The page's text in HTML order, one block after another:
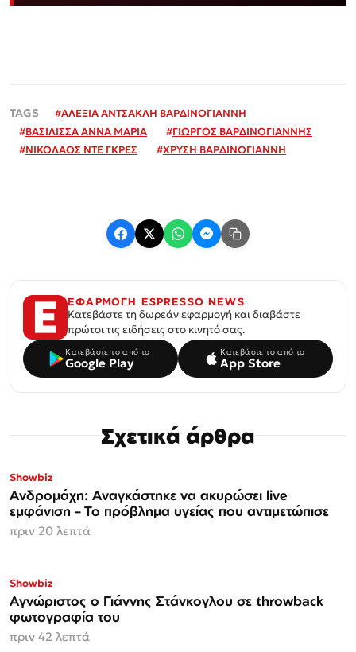
#ΑΛΕΞΙΑ ΑΝΤΣΑΚΛΗ ΒΑΡΔΙΝΟΓΙΑΝΝΗ
#ΒΑΣΙΛΙΣΣΑ ΑΝΝΑ ΜΑΡΙΑ #ΓΙΩΡΓΟΣ ΒΑΡΔΙΝΟΓΙΑΝΝΗΣ
#ΝΙΚΟΛΑΟΣ ΝΤΕ ΓΚΡΕΣ #ΧΡΥΣΗ ΒΑΡΔΙΝΟΓΙΑΝΝΗ
ΕΦΑΡΜΟΓΗ ESPRESSO NEWS
Κατεβάστε τη δωρεάν εφαρμογή και διαβάστε
πρώτοι τις ειδήσεις στο κινητό σας.
Κατεβάστε το από το
Google Play
Κατεβάστε το από το
App Store
Σχετικά άρθρα
Showbiz
Ανδρομάχη: Αναγκάστηκε να ακυρώσει live
εμφάνιση – Το πρόβλημα υγείας που αντιμετώπισε
πριν 20 λεπτά
Showbiz
Αγνώριστος ο Γιάννης Στάνκογλου σε throwback
φωτογραφία του
πριν 42 λεπτά